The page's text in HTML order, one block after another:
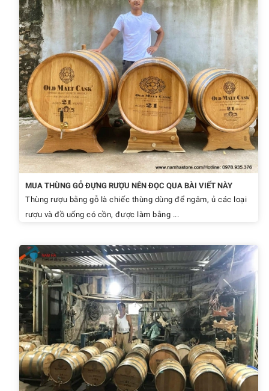
MUA THÙNG GỖ ĐỰNG RƯỢU NÊN ĐỌC QUA BÀI VIẾT NÀY
Thùng rượu bằng gỗ là chiếc thùng dùng để ngâm, ủ các loại
rượu và đồ uống có cồn, được làm bằng ...